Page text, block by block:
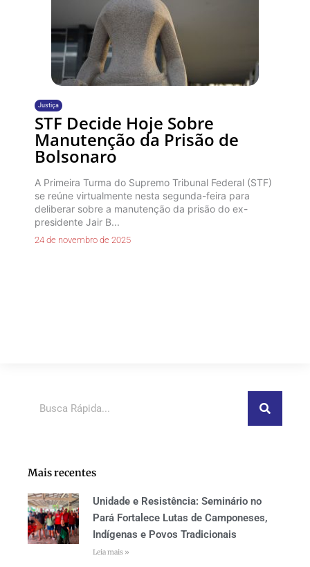
Justiça
STF Decide Hoje Sobre
Manutenção da Prisão de
Bolsonaro
A Primeira Turma do Supremo Tribunal Federal (STF)
se reúne virtualmente nesta segunda-feira para
deliberar sobre a manutenção da prisão do ex-
presidente Jair B...
24 de novembro de 2025
Mais recentes
Unidade e Resistência: Seminário no
Pará Fortalece Lutas de Camponeses,
Indígenas e Povos Tradicionais
Leia mais »